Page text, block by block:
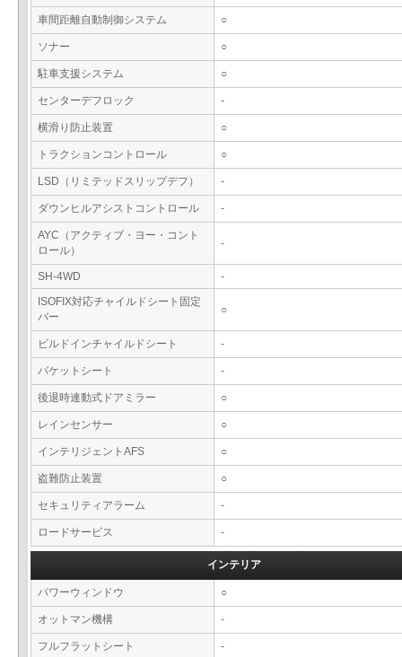
車間距離自動制御システム ○
ソナー ○
駐車支援システム ○
センターデフロック -
横滑り防止装置 ○
トラクションコントロール ○
LSD（リミテッドスリップデフ） -
ダウンヒルアシストコントロール -
AYC（アクティブ・ヨー・コント
ロール）
-
SH-4WD
-
ISOFIX対応チャイルドシート固定
バー
○
ビルドインチャイルドシート -
バケットシート -
後退時連動式ドアミラー ○
レインセンサー ○
インテリジェントAFS ○
盗難防止装置 ○
セキュリティアラーム -
ロードサービス -
インテリア
パワーウィンドウ ○
オットマン機構 -
フルフラットシート -